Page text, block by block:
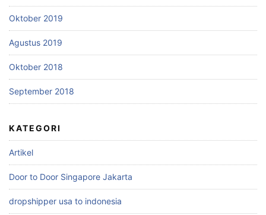
Oktober 2019
Agustus 2019
Oktober 2018
September 2018
KATEGORI
Artikel
Door to Door Singapore Jakarta
dropshipper usa to indonesia